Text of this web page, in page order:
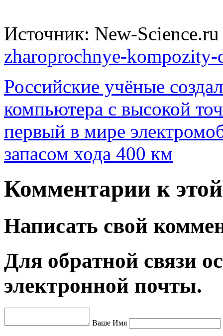
Источник: New-
zharoprochnye-
Российские учёные
компьютера с высокой
первый в мире
запасом хода 400 км
Комментарии к
Написать свой
Для обратной связи
электронной почты.
Ваше Имя